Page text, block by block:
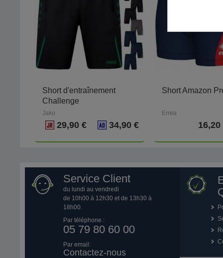
Short d'entraînement
Challenge
Jako
29,90 € 34,90 €
Short Amazon
Errea
16,20
Service Client
du lundi au vendredi
de 10h00 à 12h30 et de 13h30 à
18h00.
Par téléphone :
05 79 80 60 00
Par email:
Contactez-nous